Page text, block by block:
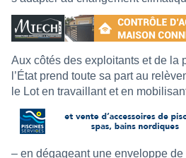
Aux côtés des exploitants et de la
l’État prend toute sa part au
le Lot en travaillant et en
– en dégageant une enveloppe